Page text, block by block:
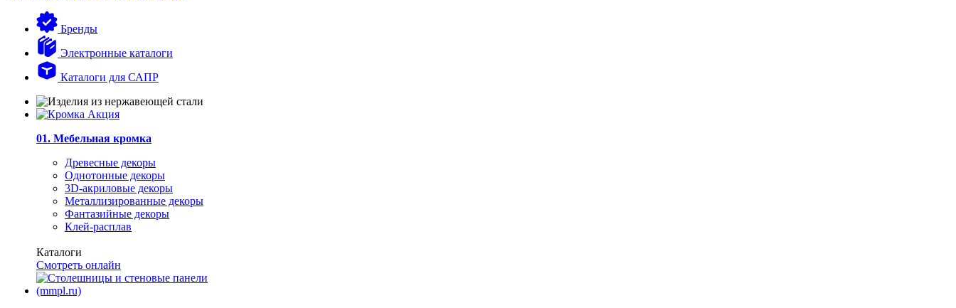
Бренды
Электронные каталоги
Каталоги для САПР
01. Мебельная кромка
Древесные декоры
Однотонные декоры
3D-акриловые декоры
Металлизированные декоры
Фантазийные декоры
Клей-расплав
Каталоги
Смотреть онлайн